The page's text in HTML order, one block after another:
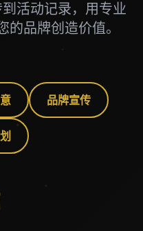
活动记录，用专业
品牌创造价值。
品牌宣传